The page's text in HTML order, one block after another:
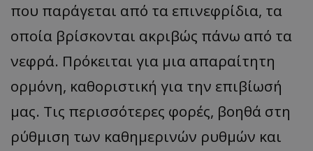
που παράγεται από τα επινεφρίδια, τα
οποία βρίσκονται ακριβώς πάνω από τα
νεφρά. Πρόκειται για μια απαραίτητη
ορμόνη, καθοριστική για την επιβίωσή
μας. Τις περισσότερες φορές, βοηθά στη
ρύθμιση των καθημερινών ρυθμών και